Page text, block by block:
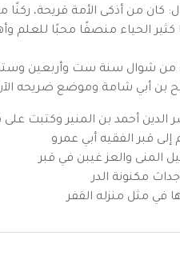
كان من أذكى الأمة قريحة،
الحياء منصفًا محبًا للعلم
بن أبي شامة وموضع ضريحه
الدين أحمد بن المنير وكتبت على
قبر الفقيه أبي عمرو
المنى والعز غيبن في قبر
مكنونة الدر
في مثل منزله القفر